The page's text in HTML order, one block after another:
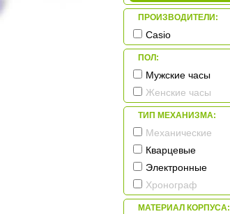
ПРОИЗВОДИТЕЛИ:
Casio
ПОЛ:
Мужские часы
Женские часы
ТИП МЕХАНИЗМА:
Механические
Кварцевые
Электронные
Хронограф
МАТЕРИАЛ КОРПУСА: